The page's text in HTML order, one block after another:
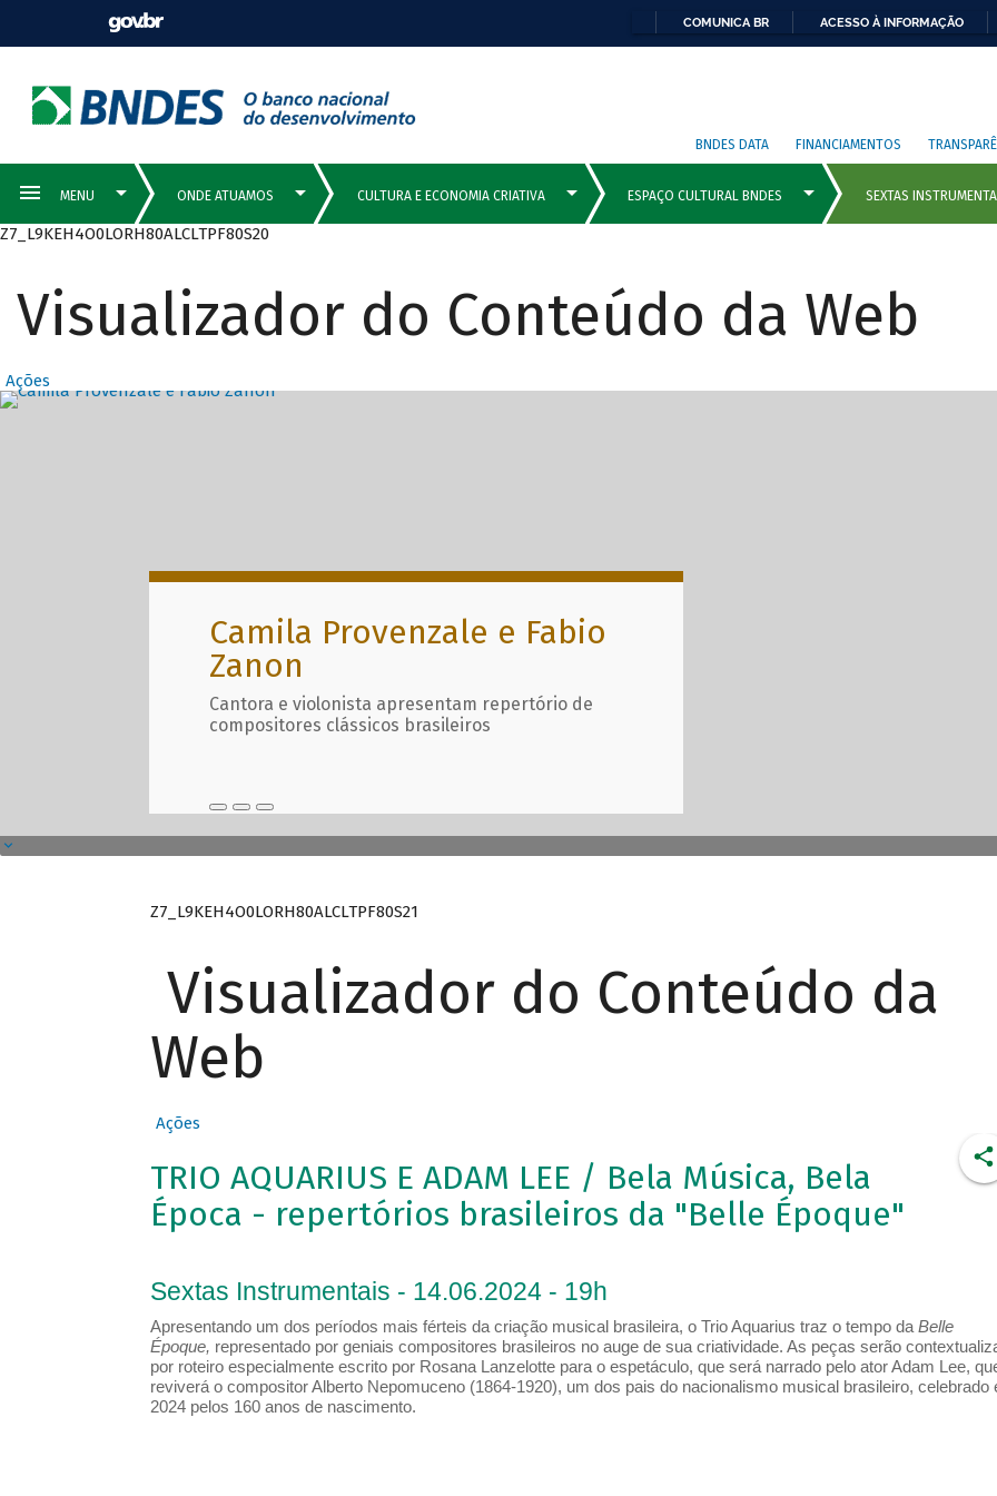
COMUNICA BR ACESSO À INFORMAÇÃO
BNDES DATA FINANCIAMENTOS
Z7_L9KEH4O0LORH80ALCLTPF80S20
Visualizador do Conteúdo da Web
Ações
Destaques Principais com
Camila Provenzale e Fabio
Zanon
Cantora e violonista apresentam repertório de
compositores clássicos brasileiros
Z7_L9KEH4O0LORH80ALCLTPF80S21
Visualizador do Conteúdo da
Web
Ações
TRIO AQUARIUS E ADAM LEE / Bela Música, Bela
Época - repertórios brasileiros da "Belle Époque"
Sextas Instrumentais - 14.06.2024 - 19h
Apresentando um dos períodos mais férteis da criação musical brasileira, o Trio Aquarius traz o tempo daBelle
Époque, representado por geniais compositores brasileiros no auge de sua criatividade. As peças serão
por roteiro especialmente escrito por Rosana Lanzelotte para o espetáculo, que será narrado pelo ator Adam Lee,
reviverá o compositor Alberto Nepomuceno (1864-1920), um dos pais do nacionalismo musical brasileiro, celebrado
2024 pelos 160 anos de nascimento.